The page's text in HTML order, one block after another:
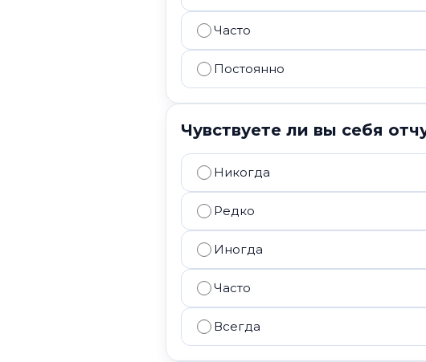
Часто
Постоянно
Чувствуете ли вы себя
Никогда
Редко
Иногда
Часто
Всегда